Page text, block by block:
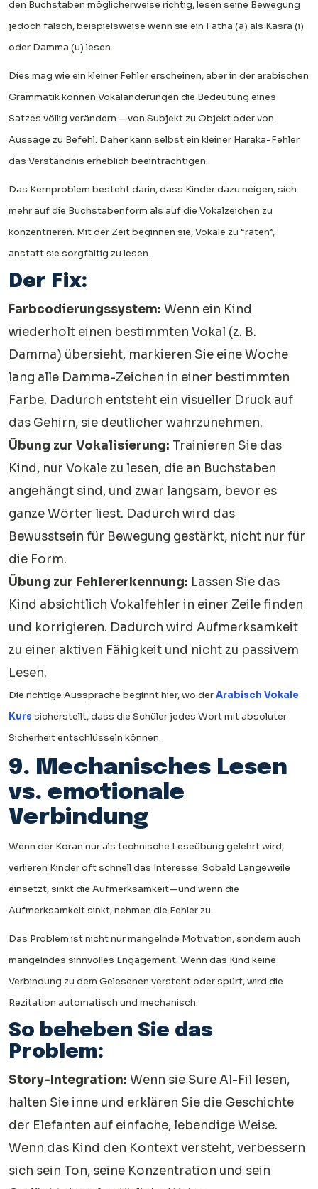
den Buchstaben möglicherweise richtig, lesen seine Bewegung
jedoch falsch, beispielsweise wenn sie ein Fatha (a) als Kasra (i)
oder Damma (u) lesen.
Dies mag wie ein kleiner Fehler erscheinen, aber in der arabischen
Grammatik können Vokaländerungen die Bedeutung eines
Satzes völlig verändern —von Subjekt zu Objekt oder von
Aussage zu Befehl. Daher kann selbst ein kleiner Haraka-Fehler
das Verständnis erheblich beeinträchtigen.
Das Kernproblem besteht darin, dass Kinder dazu neigen, sich
mehr auf die Buchstabenform als auf die Vokalzeichen zu
konzentrieren. Mit der Zeit beginnen sie, Vokale zu “raten”,
anstatt sie sorgfältig zu lesen.
Der Fix:
Farbcodierungssystem: Wenn ein Kind
wiederholt einen bestimmten Vokal (z. B.
Damma) übersieht, markieren Sie eine Woche
lang alle Damma-Zeichen in einer bestimmten
Farbe. Dadurch entsteht ein visueller Druck auf
das Gehirn, sie deutlicher wahrzunehmen.
Übung zur Vokalisierung: Trainieren Sie das
Kind, nur Vokale zu lesen, die an Buchstaben
angehängt sind, und zwar langsam, bevor es
ganze Wörter liest. Dadurch wird das
Bewusstsein für Bewegung gestärkt, nicht nur für
die Form.
Übung zur Fehlererkennung: Lassen Sie das
Kind absichtlich Vokalfehler in einer Zeile finden
und korrigieren. Dadurch wird Aufmerksamkeit
zu einer aktiven Fähigkeit und nicht zu passivem
Lesen.
Die richtige Aussprache beginnt hier, wo derArabisch Vokale
Kurs sicherstellt, dass die Schüler jedes Wort mit absoluter
Sicherheit entschlüsseln können.
9. Mechanisches Lesen
vs. emotionale
Verbindung
Wenn der Koran nur als technische Leseübung gelehrt wird,
verlieren Kinder oft schnell das Interesse. Sobald Langeweile
einsetzt, sinkt die Aufmerksamkeit—und wenn die
Aufmerksamkeit sinkt, nehmen die Fehler zu.
Das Problem ist nicht nur mangelnde Motivation, sondern auch
mangelndes sinnvolles Engagement. Wenn das Kind keine
Verbindung zu dem Gelesenen versteht oder spürt, wird die
Rezitation automatisch und mechanisch.
So beheben Sie das
Problem:
Story-Integration: Wenn sie Sure Al-Fil lesen,
halten Sie inne und erklären Sie die Geschichte
der Elefanten auf einfache, lebendige Weise.
Wenn das Kind den Kontext versteht, verbessern
sich sein Ton, seine Konzentration und sein